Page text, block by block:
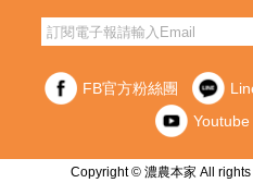
FB官方粉絲團
Youtube
Copyright © 濃農本家 All